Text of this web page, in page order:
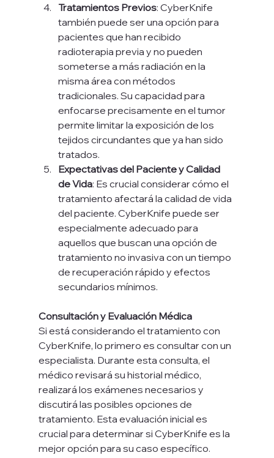
Tratamientos Previos: CyberKnife
también puede ser una opción para
pacientes que han recibido
radioterapia previa y no pueden
someterse a más radiación en la
misma área con métodos
tradicionales. Su capacidad para
enfocarse precisamente en el tumor
permite limitar la exposición de los
tejidos circundantes que ya han sido
tratados.
Expectativas del Paciente y Calidad
de Vida: Es crucial considerar cómo el
tratamiento afectará la calidad de vida
del paciente. CyberKnife puede ser
especialmente adecuado para
aquellos que buscan una opción de
tratamiento no invasiva con un tiempo
de recuperación rápido y efectos
secundarios mínimos.
Consultación y Evaluación Médica
Si está considerando el tratamiento con
CyberKnife, lo primero es consultar con un
especialista. Durante esta consulta, el
médico revisará su historial médico,
realizará los exámenes necesarios y
discutirá las posibles opciones de
tratamiento. Esta evaluación inicial es
crucial para determinar si CyberKnife es la
mejor opción para su caso específico.